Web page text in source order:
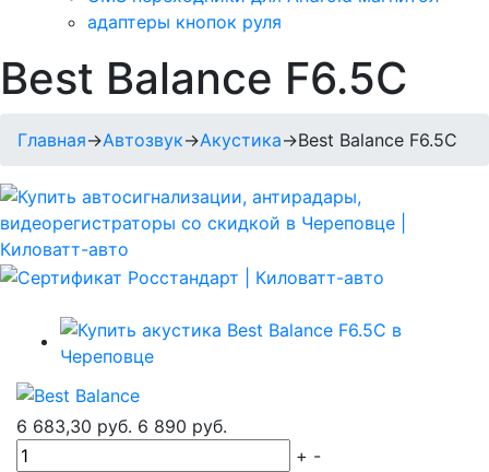
адаптеры кнопок руля
Best Balance F6.5C
Главная→Автозвук→Акустика→Best Balance F6.5C
6 683,30 руб. 6 890 руб.
+ -